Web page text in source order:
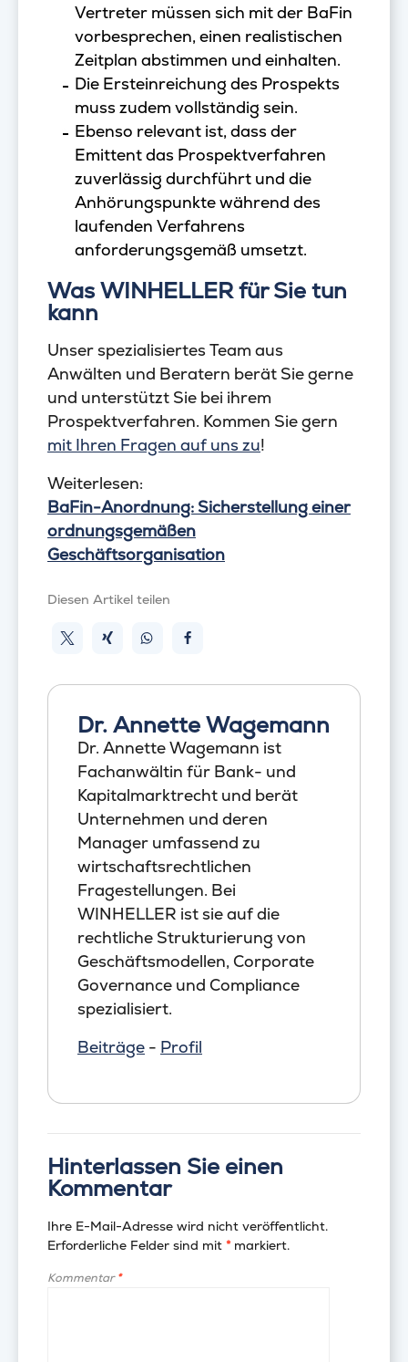
Vertreter müssen sich mit der BaFin
vorbesprechen, einen realistischen
Zeitplan abstimmen und einhalten.
Die Ersteinreichung des Prospekts
muss zudem vollständig sein.
Ebenso relevant ist, dass der
Emittent das Prospektverfahren
zuverlässig durchführt und die
Anhörungspunkte während des
laufenden Verfahrens
anforderungsgemäß umsetzt.
Was WINHELLER für Sie tun
kann
Unser spezialisiertes Team aus
Anwälten und Beratern berät Sie gerne
und unterstützt Sie bei ihrem
Prospektverfahren. Kommen Sie gern
mit Ihren Fragen auf uns zu!
Weiterlesen:
BaFin-Anordnung: Sicherstellung einer
ordnungsgemäßen
Geschäftsorganisation
Diesen Artikel teilen
Dr. Annette Wagemann
Dr. Annette Wagemann ist
Fachanwältin für Bank- und
Kapitalmarktrecht und berät
Unternehmen und deren
Manager umfassend zu
wirtschaftsrechtlichen
Fragestellungen. Bei
WINHELLER ist sie auf die
rechtliche Strukturierung von
Geschäftsmodellen, Corporate
Governance und Compliance
spezialisiert.
Beiträge - Profil
Hinterlassen Sie einen
Kommentar
Ihre E-Mail-Adresse wird nicht veröffentlicht.
Erforderliche Felder sind mit *markiert.
Kommentar*